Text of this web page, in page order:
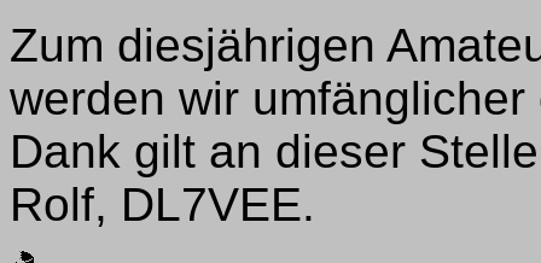
Zum diesjährigen
werden wir
Dank gilt an dieser
Rolf, DL7VEE.